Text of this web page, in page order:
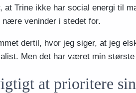
at Trine ikke har social energi til
nære veninder i stedet for.
dertil, hvor jeg siger, at jeg
Men det har været min største
at prioritere